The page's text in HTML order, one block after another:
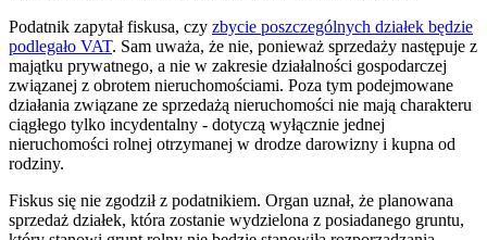
Podatnik zapytał fiskusa, czy zbycie poszczególnych działek będzie
podlegało VAT. Sam uważa, że nie, ponieważ sprzedaży następuje z
majątku prywatnego, a nie w zakresie działalności gospodarczej
związanej z obrotem nieruchomościami. Poza tym podejmowane
działania związane ze sprzedażą nieruchomości nie mają charakteru
ciągłego tylko incydentalny - dotyczą wyłącznie jednej
nieruchomości rolnej otrzymanej w drodze darowizny i kupna od
rodziny.
Fiskus się nie zgodził z podatnikiem. Organ uznał, że planowana
sprzedaż działek, która zostanie wydzielona z posiadanego gruntu,